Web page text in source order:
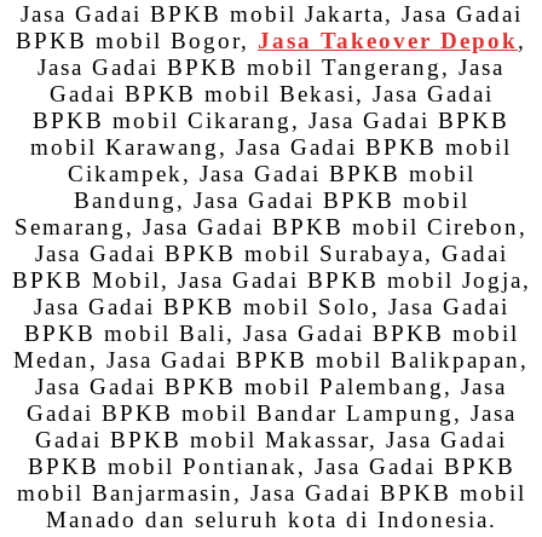
Jasa Gadai BPKB mobil Jakarta, Jasa Gadai
BPKB mobil Bogor, Jasa Takeover Depok,
Jasa Gadai BPKB mobil Tangerang, Jasa
Gadai BPKB mobil Bekasi, Jasa Gadai
BPKB mobil Cikarang, Jasa Gadai BPKB
mobil Karawang, Jasa Gadai BPKB mobil
Cikampek, Jasa Gadai BPKB mobil
Bandung, Jasa Gadai BPKB mobil
Semarang, Jasa Gadai BPKB mobil Cirebon,
Jasa Gadai BPKB mobil Surabaya, Gadai
BPKB Mobil, Jasa Gadai BPKB mobil Jogja,
Jasa Gadai BPKB mobil Solo, Jasa Gadai
BPKB mobil Bali, Jasa Gadai BPKB mobil
Medan, Jasa Gadai BPKB mobil Balikpapan,
Jasa Gadai BPKB mobil Palembang, Jasa
Gadai BPKB mobil Bandar Lampung, Jasa
Gadai BPKB mobil Makassar, Jasa Gadai
BPKB mobil Pontianak, Jasa Gadai BPKB
mobil Banjarmasin, Jasa Gadai BPKB mobil
Manado dan seluruh kota di Indonesia.